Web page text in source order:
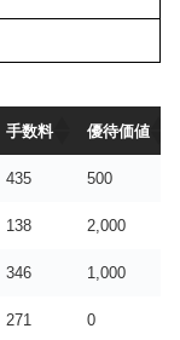
手数料 優待価値
手数料 優待価値
435 500
138 2,000
346 1,000
271 0